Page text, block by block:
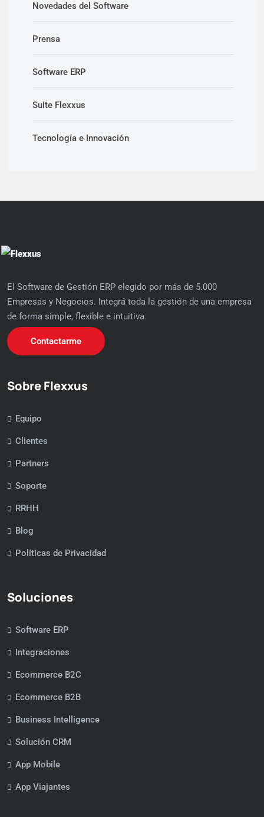
Novedades del Software
Prensa
Software ERP
Suite Flexxus
Tecnología e Innovación
El Software de Gestión ERP elegido por más de 5.000
Empresas y Negocios. Integrá toda la gestión de una empresa
de forma simple, flexible e intuitiva.
Contactarme
Sobre Flexxus
Equipo
Clientes
Partners
Soporte
RRHH
Blog
Políticas de Privacidad
Soluciones
Software ERP
Integraciones
Ecommerce B2C
Ecommerce B2B
Business Intelligence
Solución CRM
App Mobile
App Viajantes